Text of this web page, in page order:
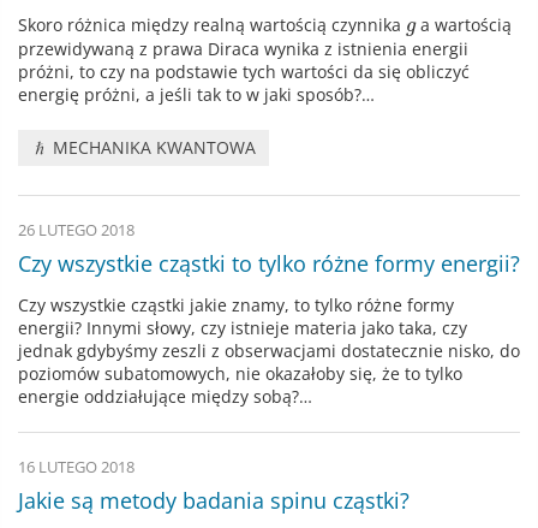
Skoro różnica między realną wartością czynnika ga wartością
przewidywaną z prawa Diraca wynika z istnienia energii
próżni, to czy na podstawie tych wartości da się obliczyć
energię próżni, a jeśli tak to w jaki sposób?…
MECHANIKA KWANTOWA
26 LUTEGO 2018
Czy wszystkie cząstki to tylko różne formy energii?
Czy wszystkie cząstki jakie znamy, to tylko różne formy
energii? Innymi słowy, czy istnieje materia jako taka, czy
jednak gdybyśmy zeszli z obserwacjami dostatecznie nisko, do
poziomów subatomowych, nie okazałoby się, że to tylko
energie oddziałujące między sobą?…
16 LUTEGO 2018
Jakie są metody badania spinu cząstki?